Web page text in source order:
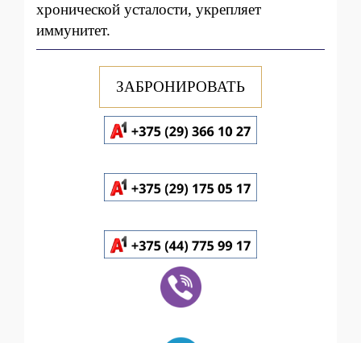
хронической усталости, укрепляет
иммунитет.
ЗАБРОНИРОВАТЬ